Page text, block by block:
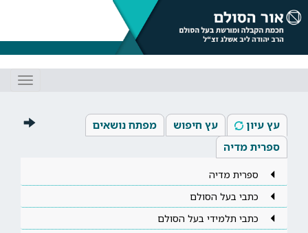
עץ עיון עץ חיפוש
מפתח נושאים
ספרית מדיה
ספרית מדיה
כתבי בעל הסולם
כתבי תלמידי בעל הסולם